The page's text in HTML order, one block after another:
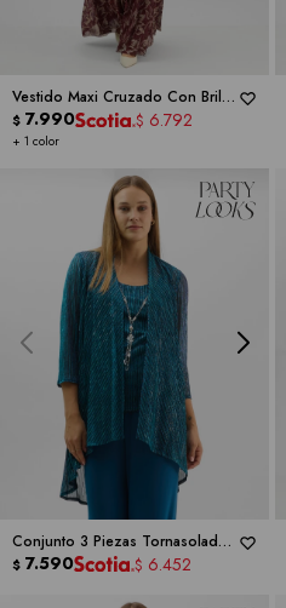
Vestido Maxi Cruzado Con Brillo
Metalizado -RM RICHARDS
+ 1 color
$ 7.990 $ 6.792
Conjunto 3 Piezas Tornasolado -
RM RICHARDS
$ 7.590 $ 6.452